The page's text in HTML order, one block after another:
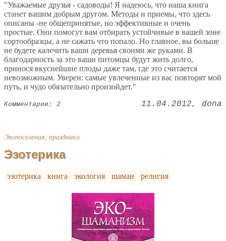
"Уважаемые друзья - садоводы! Я надеюсь, что наша книга
станет вашим добрым другом. Методы и приемы, что здесь
описаны -не общепринятые, но эффективные и очень
простые. Они помогут вам отбирать устойчивые в вашей зоне
сортообразцы, а не сажать что попало. Но главное, вы больше
не будете калечить ваши деревья своими же руками. В
благодарность за это ваши питомцы будут жить долго,
принося вкуснейшие плоды даже там, где это считается
невозможным. Уверен: самые увлеченные из вас повторят мой
путь, и чудо обязательно произойдет."
Комментарии: 2 11.04.2012 dona
Экопоселения, праздники
Эзотерика
эзотерика книга экология шаман религия